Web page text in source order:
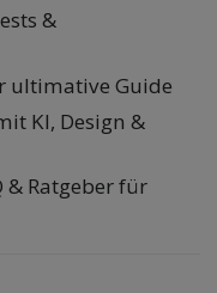
&
ultimative Guide
KI, Design &
& Ratgeber für